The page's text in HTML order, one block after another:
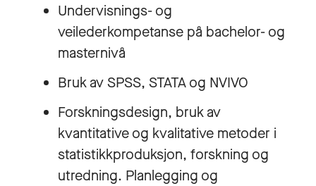
Undervisnings- og
veilederkompetanse på bachelor- og
masternivå
Bruk av SPSS, STATA og NVIVO
Forskningsdesign, bruk av
kvantitative og kvalitative metoder i
statistikkproduksjon, forskning og
utredning. Planlegging og